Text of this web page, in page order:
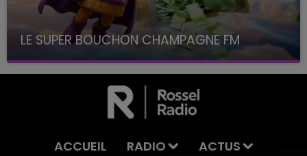
LE SUPER BOUCHON CHAMPAGNE FM
avec La Famille Champagne FM, à 8H10
ACCUEIL RADIO ACTUS